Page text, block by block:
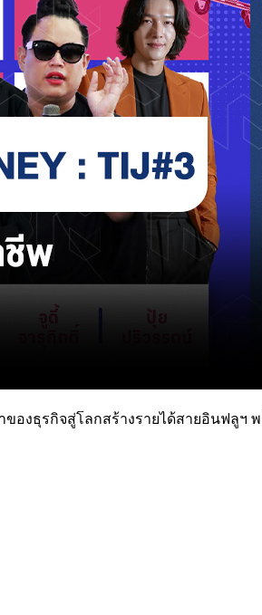
ของธุรกิจสู่โลกสร้างรายได้สายอินฟลูฯ